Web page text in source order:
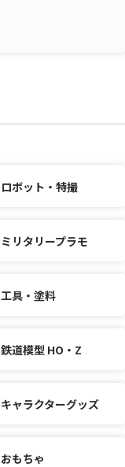
ロボット・特撮
ミリタリープラモ
工具・塗料
鉄道模型 HO・Z
キャラクターグッズ
おもちゃ